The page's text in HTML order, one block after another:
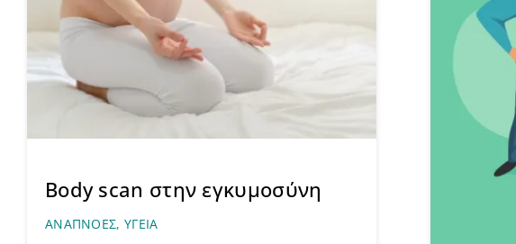
Body scan στην εγκυμοσύνη
ΑΝΑΠΝΟΕΣ, ΥΓΕΙΑ